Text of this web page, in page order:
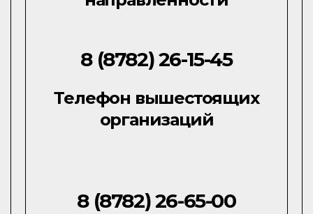
8 (8782) 26-15-45
Телефон вышестоящих
организаций
8 (8782) 26-65-00